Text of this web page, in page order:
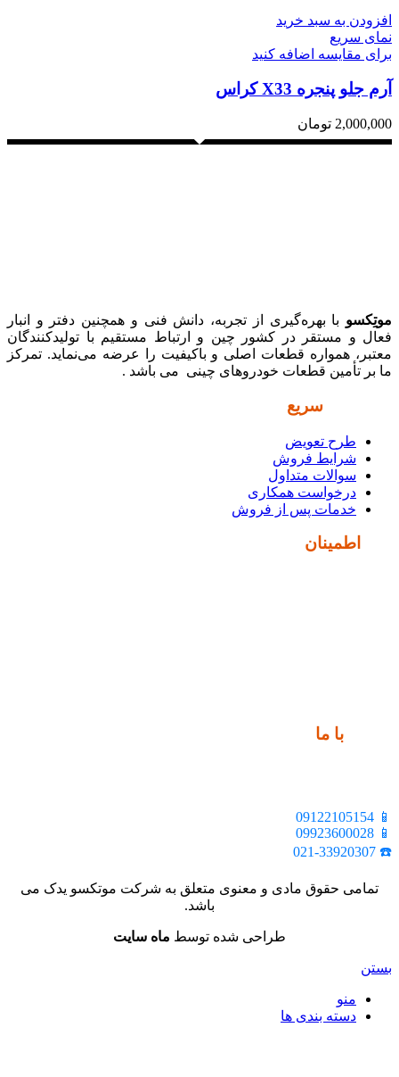
افزودن به سبد خرید
نمای سریع
برای مقایسه اضافه کنید
آرم جلو پنجره X33 کراس
2,000,000 تومان
موتِکسو با بهره‌گیری از تجربه، دانش فنی و همچنین دفتر و انبار
فعال و مستقر در کشور چین و ارتباط مستقیم با تولیدکنندگان
معتبر، همواره قطعات اصلی و باکیفیت را عرضه می‌نماید. تمرکز
ما بر تأمین قطعات خودروهای چینی می باشد .
سریع
طرح تعویض
شرایط فروش
سوالات متداول
درخواست همکاری
خدمات پس از فروش
اطمینان
با ما
📱 09122105154
📱 09923600028
☎️ 021-33920307
تمامی حقوق مادی و معنوی متعلق به شرکت موتکسو یدک می
باشد.
طراحی شده توسط ماه سایت
بستن
منو
دسته بندی ها